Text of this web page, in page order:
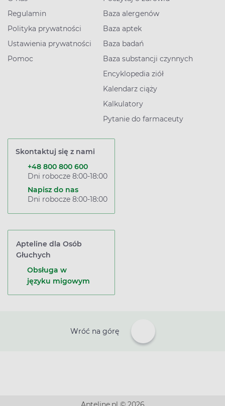
Regulamin
Polityka prywatności
Ustawienia prywatności
Pomoc
Baza alergenów
Baza aptek
Baza badań
Baza substancji czynnych
Encyklopedia ziół
Kalendarz ciąży
Kalkulatory
Pytanie do farmaceuty
Skontaktuj się z nami
+48 800 800 600
Dni robocze 8:00-18:00
Napisz do nas
Dni robocze 8:00-18:00
Apteline dla Osób
Głuchych
Obsługa w
języku migowym
Wróć na górę